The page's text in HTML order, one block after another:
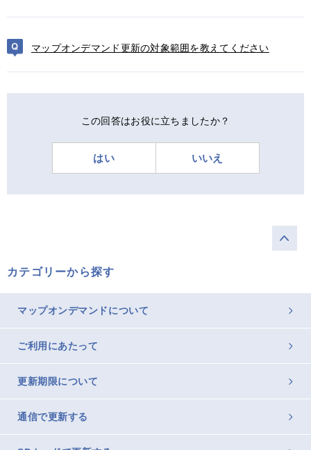
マップオンデマンド更新の対象範囲を教えてください
この回答はお役に立ちましたか？
はい いいえ
カテゴリーから探す
マップオンデマンドについて
ご利用にあたって
更新期限について
通信で更新する